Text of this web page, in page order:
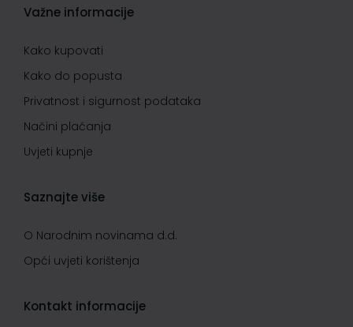
Važne informacije
Kako kupovati
Kako do popusta
Privatnost i sigurnost podataka
Načini plaćanja
Uvjeti kupnje
Saznajte više
O Narodnim novinama d.d.
Opći uvjeti korištenja
Kontakt informacije